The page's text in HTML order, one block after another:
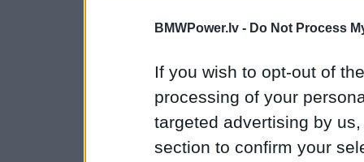
BMWPower.lv - Do Not Process
If you wish to opt-out of
processing of your
targeted advertising by
section to confirm your